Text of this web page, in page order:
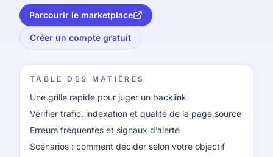
Parcourir le marketplace
Créer un compte gratuit
TABLE DES MATIÈRES
Une grille rapide pour juger un backlink
Vérifier trafic, indexation et qualité de la page source
Erreurs fréquentes et signaux d’alerte
Scénarios : comment décider selon votre objectif